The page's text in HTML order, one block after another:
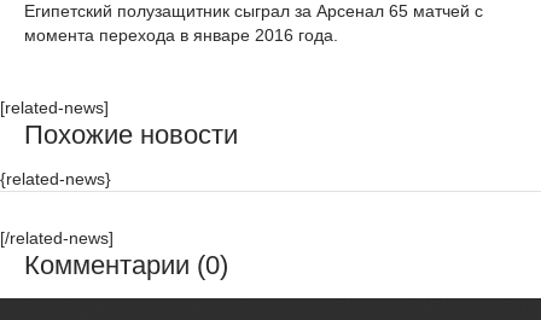
Египетский полузащитник сыграл за Арсенал 65 матчей с
момента перехода в январе 2016 года.
[related-news]
Похожие новости
{related-news}
[/related-news]
Комментарии (0)